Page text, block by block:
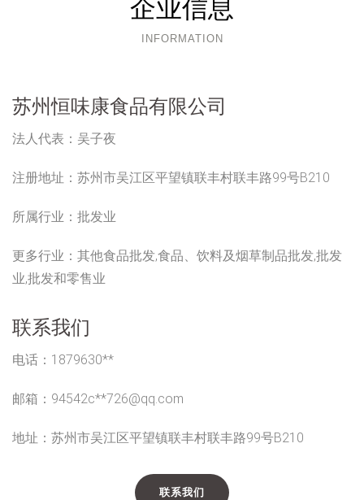
企业信息
INFORMATION
苏州恒味康食品有限公司
法人代表： 吴子夜
注册地址： 苏州市吴江区平望镇联丰村联丰路99号B210
所属行业： 批发业
更多行业： 其他食品批发,食品、饮料及烟草制品批发,批发
业,批发和零售业
联系我们
电话：1879630**
邮箱：94542c**726@qq.com
地址：苏州市吴江区平望镇联丰村联丰路99号B210
联系我们